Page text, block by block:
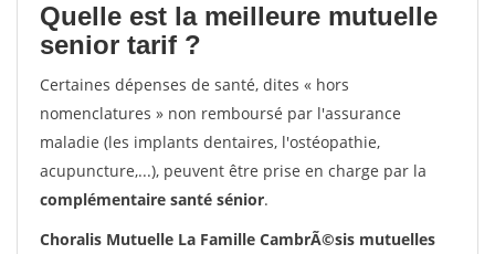
Quelle est la meilleure mutuelle
senior tarif ?
Certaines dépenses de santé, dites « hors
nomenclatures » non remboursé par l'assurance
maladie (les implants dentaires, l'ostéopathie,
acupuncture,...), peuvent être prise en charge par la
complémentaire santé sénior.
Choralis Mutuelle La Famille CambrÃ©sis mutuelles